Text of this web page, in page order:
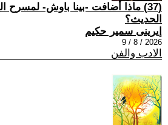
(37) ماذا أضافت -بينا باوش- لمسرح
الحديث؟
إيرينى سمير حكيم
2026 / 8 / 9
الادب والفن